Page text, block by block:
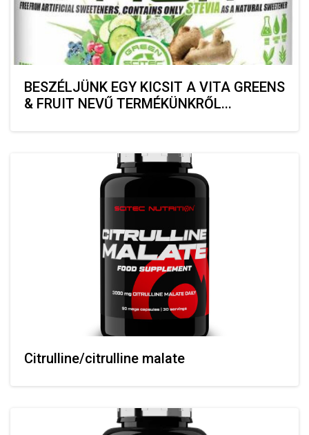
BESZÉLJÜNK EGY KICSIT A VITA GREENS
& FRUIT NEVŰ TERMÉKÜNKRŐL...
Citrulline/citrulline malate